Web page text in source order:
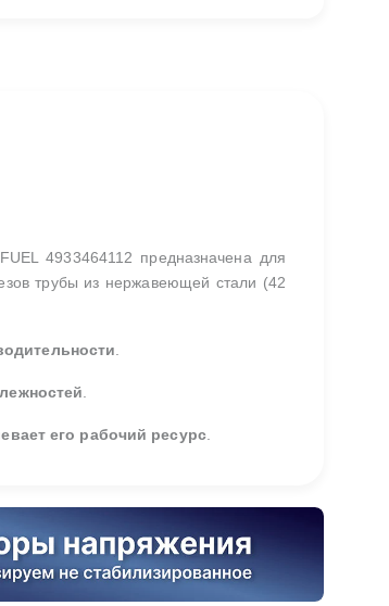
4933464112 предназначена для
трубы из нержавеющей стали (42
.
.
его рабочий ресурс.